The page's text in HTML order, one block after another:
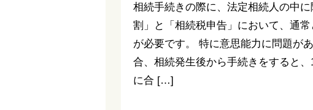
相続手続きの際に、法定相続人の中
割」と「相続税申告」において、通
が必要です。 特に意思能力に問題が
合、相続発生後から手続きをすると
に合 […]